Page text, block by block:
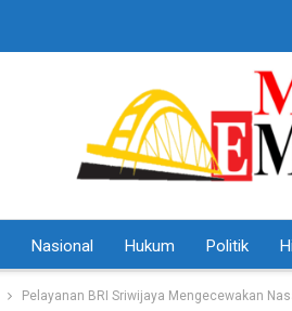
Nasional Hukum Politik
Pelayanan BRI Sriwijaya Mengecewakan